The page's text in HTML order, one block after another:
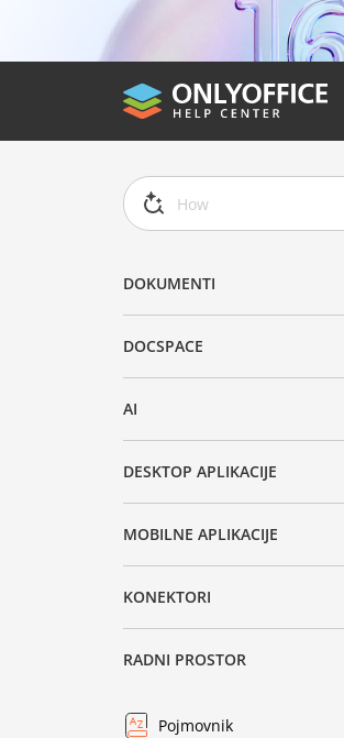
DOKUMENTI
DOCSPACE
AI
DESKTOP APLIKACIJE
MOBILNE APLIKACIJE
KONEKTORI
RADNI PROSTOR
Pojmovnik